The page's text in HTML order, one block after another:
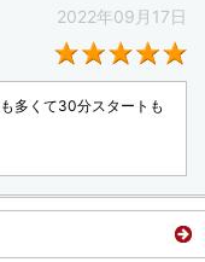
2022年09月17日
多くて30分スタートも